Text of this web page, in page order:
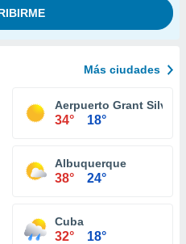
Más ciudades
Albuquerque
Aerpuerto Grant Silver
34° 18°
Albuquerque
38° 24°
Cuba
32° 18°